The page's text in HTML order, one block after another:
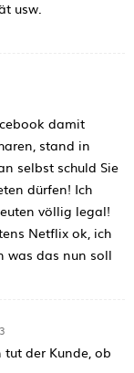
usw.
damit
stand in
selbst schuld Sie
dürfen! Ich
völlig legal!
Netflix ok, ich
was das nun soll
tut der Kunde, ob